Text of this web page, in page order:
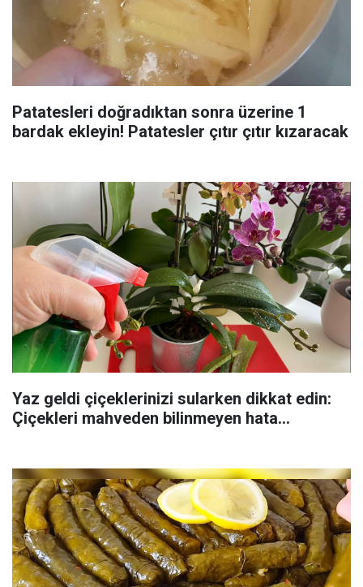
Patatesleri doğradıktan sonra üzerine 1
bardak ekleyin! Patatesler çıtır çıtır kızaracak
Yaz geldi çiçeklerinizi sularken dikkat edin:
Çiçekleri mahveden bilinmeyen hata...